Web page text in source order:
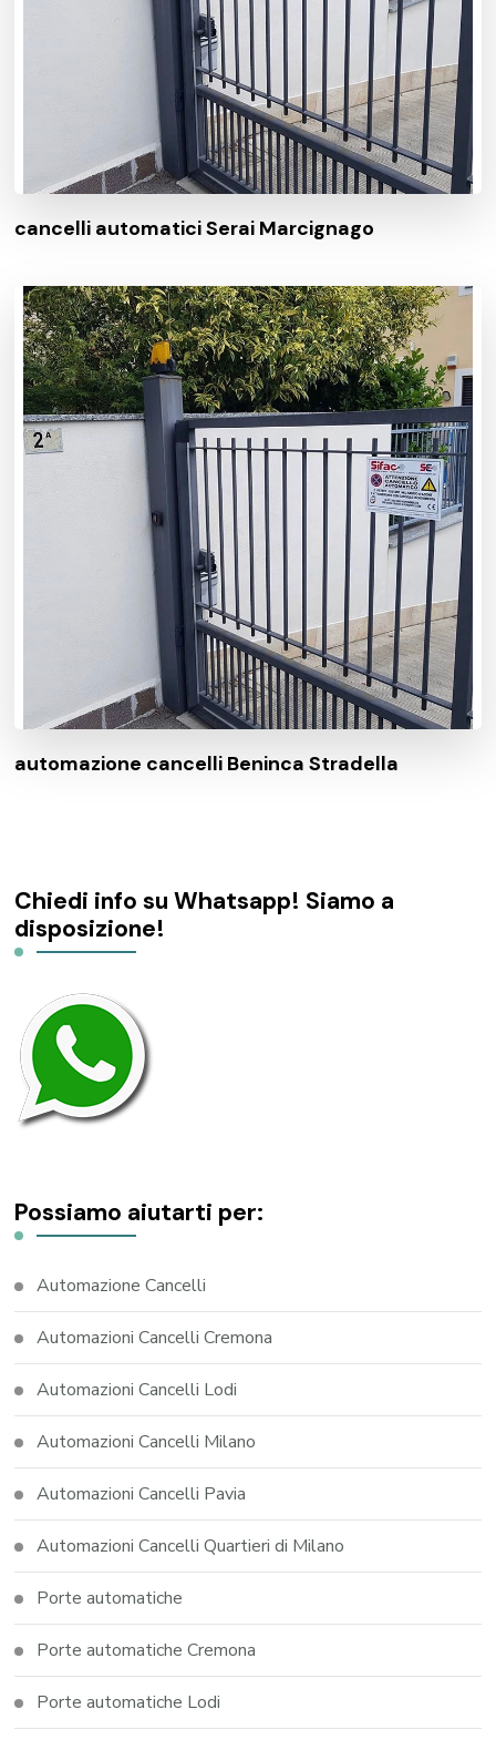
cancelli automatici Serai Marcignago
automazione cancelli Beninca Stradella
Chiedi info su Whatsapp! Siamo a
disposizione!
Possiamo aiutarti per:
Automazione Cancelli
Automazioni Cancelli Cremona
Automazioni Cancelli Lodi
Automazioni Cancelli Milano
Automazioni Cancelli Pavia
Automazioni Cancelli Quartieri di Milano
Porte automatiche
Porte automatiche Cremona
Porte automatiche Lodi